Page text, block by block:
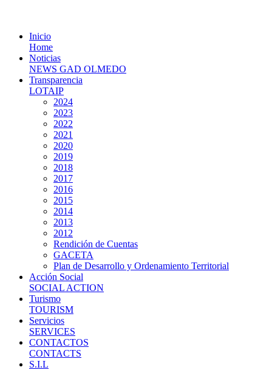
Inicio
Home
Noticias
NEWS GAD OLMEDO
Transparencia
LOTAIP
2024
2023
2022
2021
2020
2019
2018
2017
2016
2015
2014
2013
2012
Rendición de Cuentas
GACETA
Plan de Desarrollo y Ordenamiento Territorial
Acción Social
SOCIAL ACTION
Turismo
TOURISM
Servicios
SERVICES
CONTACTOS
CONTACTS
S.I.L